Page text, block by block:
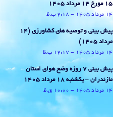
15 مورخ 14 مرداد 1405
14 مرداد 1405 - 2:18 ب.ظ
پیش بینی و توصیه های کشاورزی (14
مرداد ۱۴۰۵)
14 مرداد 1405 - 12:17 ب.ظ
پیش بینی 7 روزه وضع هوای استان
مازندران – یکشنبه 18 مرداد 1405
14 مرداد 1405 - 10:00 ق.ظ